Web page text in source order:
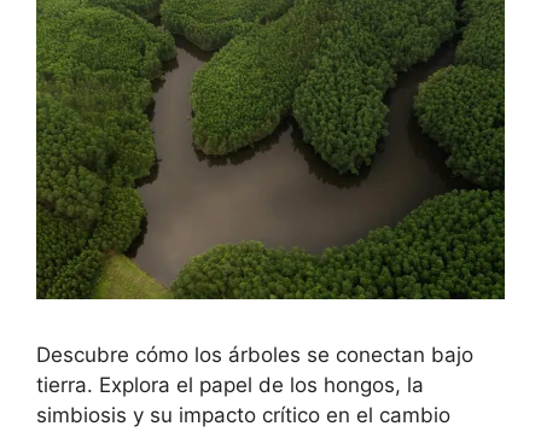
Descubre cómo los árboles se conectan bajo
tierra. Explora el papel de los hongos, la
simbiosis y su impacto crítico en el cambio